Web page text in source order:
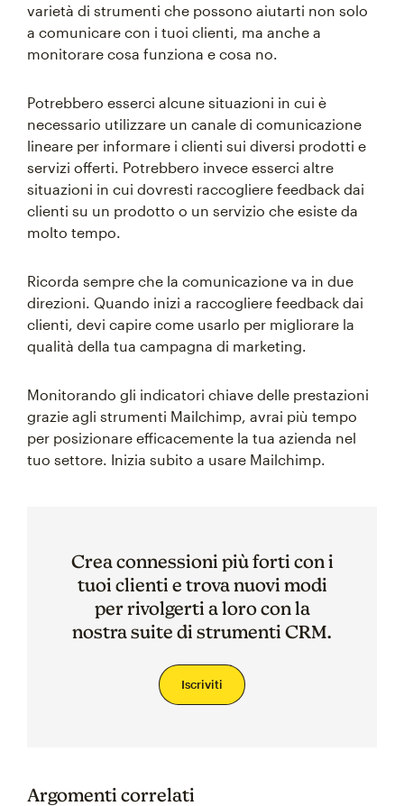
varietà di strumenti che possono aiutarti non solo
a comunicare con i tuoi clienti, ma anche a
monitorare cosa funziona e cosa no.
Potrebbero esserci alcune situazioni in cui è
necessario utilizzare un canale di comunicazione
lineare per informare i clienti sui diversi prodotti e
servizi offerti. Potrebbero invece esserci altre
situazioni in cui dovresti raccogliere feedback dai
clienti su un prodotto o un servizio che esiste da
molto tempo.
Ricorda sempre che la comunicazione va in due
direzioni. Quando inizi a raccogliere feedback dai
clienti, devi capire come usarlo per migliorare la
qualità della tua campagna di marketing.
Monitorando gli indicatori chiave delle prestazioni
grazie agli strumenti Mailchimp, avrai più tempo
per posizionare efficacemente la tua azienda nel
tuo settore. Inizia subito a usare Mailchimp.
Crea connessioni più forti con i
tuoi clienti e trova nuovi modi
per rivolgerti a loro con la
nostra suite di strumenti CRM.
Iscriviti
Argomenti correlati